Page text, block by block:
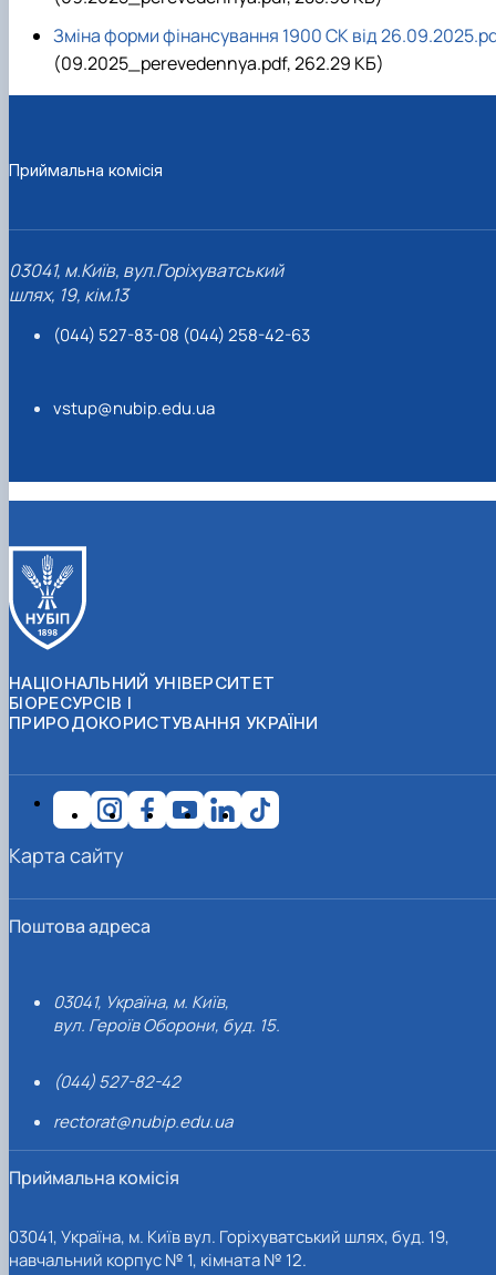
Зміна форми фінансування 1900 СК від
(09.2025_perevedennya.pdf, 262.29 КБ)
Приймальна комісія
03041, м.Київ, вул.Горіхуватський
шлях, 19, кім.13
(044) 527-83-08 (044) 258-42-63
vstup@nubip.edu.ua
НАЦІОНАЛЬНИЙ УНІВЕРСИТЕТ
БІОРЕСУРСІВ І
ПРИРОДОКОРИСТУВАННЯ УКРАЇНИ
Поштова адреса
03041, Україна, м. Київ,
вул. Героїв Оборони, буд. 15.
(044) 527-82-42
rectorat@nubip.edu.ua
Приймальна комісія
03041, Україна, м. Київ вул. Горіхуватський шлях, буд. 19,
навчальний корпус № 1, кімната № 12.
Карта сайту